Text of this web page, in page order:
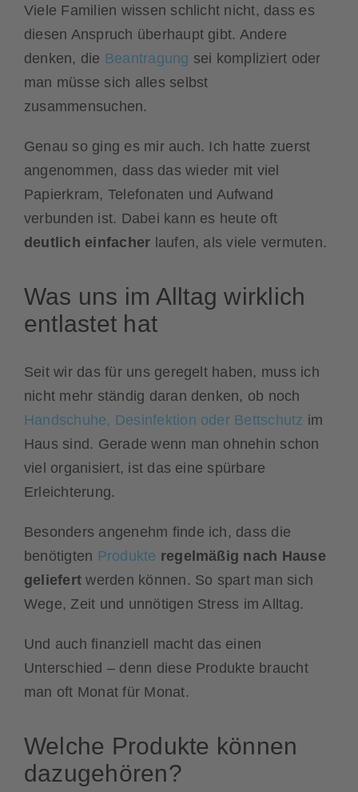
Viele Familien wissen schlicht nicht, dass es
diesen Anspruch überhaupt gibt. Andere
denken, die Beantragung sei kompliziert oder
man müsse sich alles selbst
zusammensuchen.
Genau so ging es mir auch. Ich hatte zuerst
angenommen, dass das wieder mit viel
Papierkram, Telefonaten und Aufwand
verbunden ist. Dabei kann es heute oft
deutlich einfacher laufen, als viele vermuten.
Was uns im Alltag wirklich
entlastet hat
Seit wir das für uns geregelt haben, muss ich
nicht mehr ständig daran denken, ob noch
Handschuhe, Desinfektion oder Bettschutz im
Haus sind. Gerade wenn man ohnehin schon
viel organisiert, ist das eine spürbare
Erleichterung.
Besonders angenehm finde ich, dass die
benötigten Produkte regelmäßig nach Hause
geliefert werden können. So spart man sich
Wege, Zeit und unnötigen Stress im Alltag.
Und auch finanziell macht das einen
Unterschied – denn diese Produkte braucht
man oft Monat für Monat.
Welche Produkte können
dazugehören?